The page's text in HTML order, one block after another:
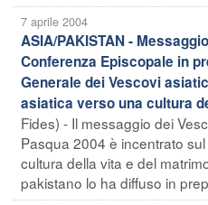
7 aprile 2004
ASIA/PAKISTAN -
Conferenza Episcopale in
Generale dei Vescovi
asiatica verso una cultura
Fides) - Il messaggio dei
Pasqua 2004 è incentrato
cultura della vita e del
pakistano lo ha diffuso in